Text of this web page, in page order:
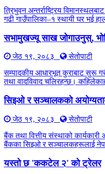
त्रिभुवन अन्तर्राष्ट्रिय
गढी गाउँपालिका–१ स्थायी घर भई
सभामुखज्यू साख जोगाउनुस्,
जेठ १९, २०८३
सेतोपाटी
सम्पादकीय आधारभूत कुराबाट सुरू
तथा वादविवाद चलिरहन्छ।
सिइओ र सञ्चालकको
जेठ १९, २०८३
सेतोपाटी
बैंक तथा वित्तीय संस्थाको
बैंकका सिइओ र सञ्चालकहरूलाई
यस्तो छ 'ककटेल २' को ट्रेलर